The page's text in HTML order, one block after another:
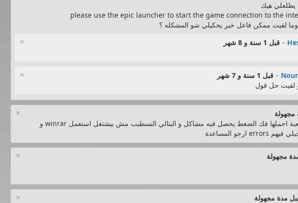
يطلعلي هيك
please use the epic launcher to start the game connection to the
لقيت ممكن فاعل خير يحكيلي شو المشكله ؟
× - قبل 1 سنة و 8 شهر
× - قبل 1 سنة و 7 شهر
لقيت حل قول
×
مجهولة
عندي مشكلة كل لعبة احملها فك الضغط يحصل فيه مشاكل و البتالي التسطيب مش بيشتغل استعمل winrar و
× مجهولة
× مدة مجهولة